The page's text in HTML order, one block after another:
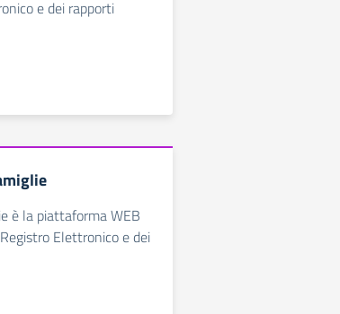
e dei rapporti
è la piattaforma WEB
Elettronico e dei